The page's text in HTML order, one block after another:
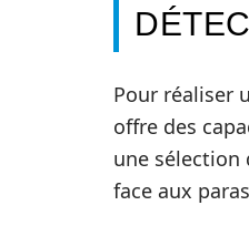
Pour réaliser
offre des
une sélection
face aux